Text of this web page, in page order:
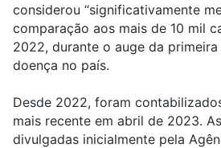
considerou “significativamente
comparação aos mais de 10 mil
2022, durante o auge da
doença no país.
Desde 2022, foram
mais recente em abril de 2023.
divulgadas inicialmente pela